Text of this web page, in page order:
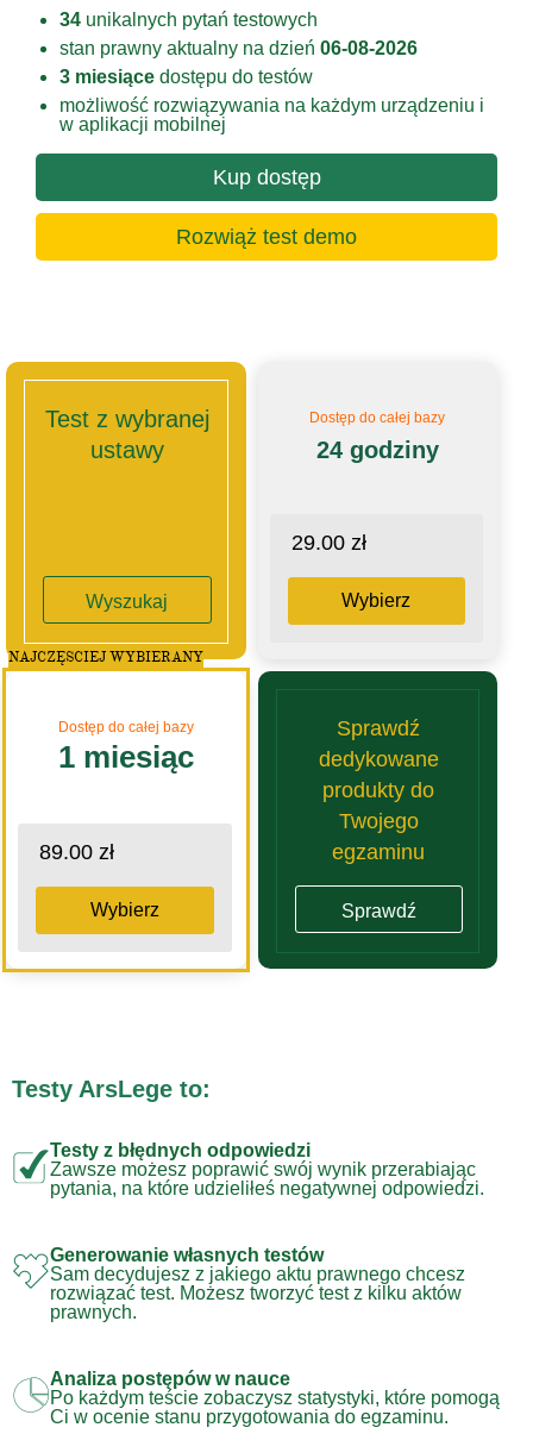
34 unikalnych pytań testowych
stan prawny aktualny na dzień 06-08-2026
3 miesiące dostępu do testów
możliwość rozwiązywania na każdym urządzeniu i
w aplikacji mobilnej
Kup dostęp
Rozwiąż test demo
Test z wybranej
ustawy
Wyszukaj
Dostęp do całej bazy
24 godziny
29.00 zł
Wybierz
Dostęp do całej bazy
1 miesiąc
89.00 zł
Wybierz
NAJCZĘSCIEJ WYBIERANY
Sprawdź
dedykowane
produkty do
Twojego
egzaminu
Sprawdź
Testy ArsLege to:
Testy z błędnych odpowiedzi
Zawsze możesz poprawić swój wynik przerabiając
pytania, na które udzieliłeś negatywnej odpowiedzi.
Generowanie własnych testów
Sam decydujesz z jakiego aktu prawnego chcesz
rozwiązać test. Możesz tworzyć test z kilku aktów
prawnych.
Analiza postępów w nauce
Po każdym teście zobaczysz statystyki, które pomogą
Ci w ocenie stanu przygotowania do egzaminu.